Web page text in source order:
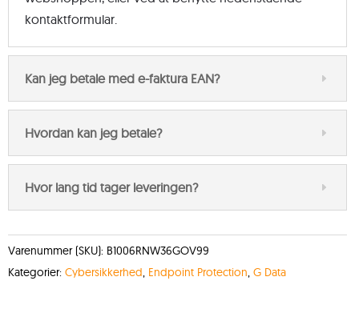
kontaktformular.
Kan jeg betale med e-faktura EAN?
Hvordan kan jeg betale?
Hvor lang tid tager leveringen?
Varenummer (SKU): B1006RNW36GOV99
Kategorier: Cybersikkerhed, Endpoint Protection, G Data